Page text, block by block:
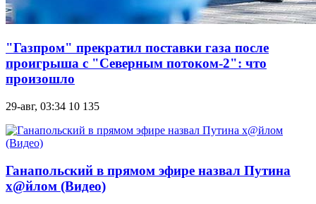
"Газпром" прекратил поставки газа после
проигрыша с "Северным потоком-2": что
произошло
29-авг, 03:34 10 135
Ганапольский в прямом эфире назвал Путина
х@йлом (Видео)